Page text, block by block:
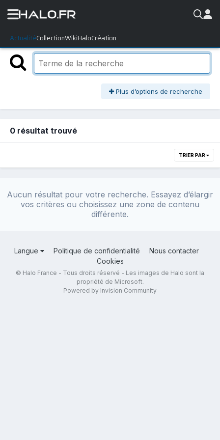
ActualitéCollectionWikiHaloCréation
Plus d’options de recherche
0 résultat trouvé
TRIER PAR
Aucun résultat pour votre recherche. Essayez d’élargir
vos critères ou choisissez une zone de contenu
différente.
Langue Politique de confidentialité
Nous contacter
Cookies
© Halo France - Tous droits réservé - Les images de Halo sont la
propriété de Microsoft.
Powered by Invision Community